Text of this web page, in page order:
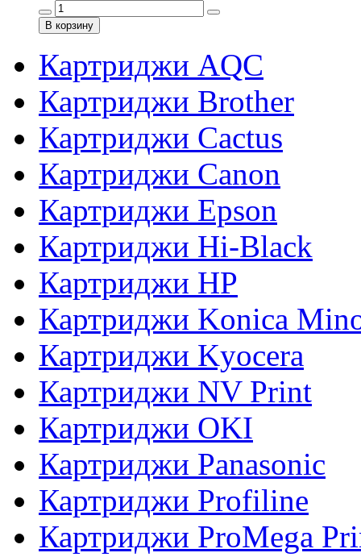
Картриджи AQC
Картриджи Brother
Картриджи Cactus
Картриджи Canon
Картриджи Epson
Картриджи Hi-Black
Картриджи HP
Картриджи Konica
Картриджи Kyocera
Картриджи NV Print
Картриджи OKI
Картриджи Panasonic
Картриджи Profiline
Картриджи ProMega